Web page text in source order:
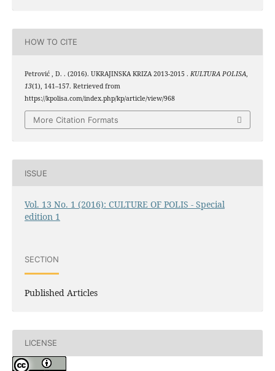
HOW TO CITE
Petrović , D. . (2016). UKRAJINSKA KRIZA 2013-2015 . KULTURA POLISA
13(1), 141–157. Retrieved from
https://kpolisa.com/index.php/kp/article/view/968
More Citation Formats
ISSUE
Vol. 13 No. 1 (2016): CULTURE OF POLIS - Special
edition 1
SECTION
Published Articles
LICENSE